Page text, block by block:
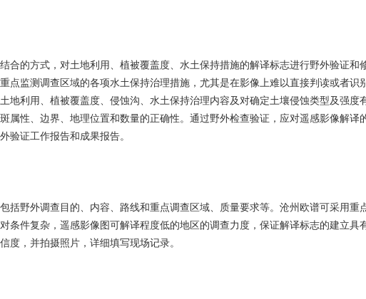
合的方式，对土地利用、植被覆盖度、水土保持措施的解译标志进行野外验证和
点监测调查区域的各项水土保持治理措施，尤其是在影像上难以直接判读或者识
地利用、植被覆盖度、侵蚀沟、水土保持治理内容及对确定土壤侵蚀类型及强度
属性、边界、地理位置和数量的正确性。通过野外检查验证，应对遥感影像解译
验证工作报告和成果报告。
括野外调查目的、内容、路线和重点调查区域、质量要求等。沧州欧谱可采用重
条件复杂，遥感影像图可解译程度低的地区的调查力度，保证解译标志的建立具
度，并拍摄照片，详细填写现场记录。